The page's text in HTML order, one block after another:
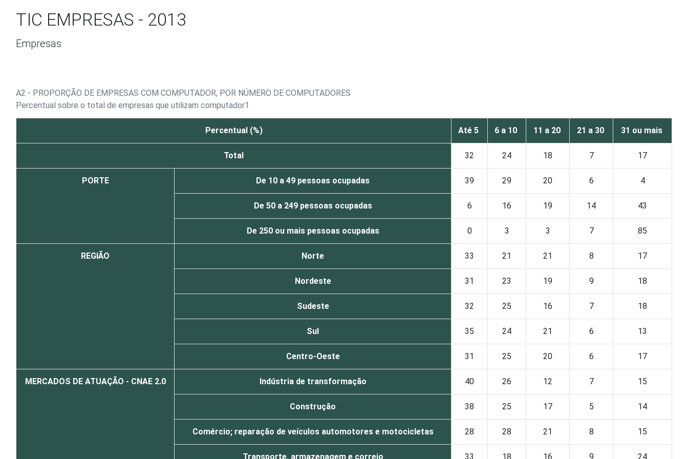
TIC EMPRESAS - 2013
Empresas
A2 - PROPORÇÃO DE EMPRESAS COM COMPUTADOR, POR NÚMERO DE COMPUTADORES
Percentual sobre o total de empresas que utilizam computador1
Percentual (%) Até 5 6 a 10 11 a 20 21 a 30 31 ou mais
Total 32 24 18 7 17
PORTE De 10 a 49 pessoas ocupadas 39 29 20 6 4
De 50 a 249 pessoas ocupadas 6 16 19 14 43
De 250 ou mais pessoas ocupadas 0 3 3 7 85
REGIÃO Norte 33 21 21 8 17
Nordeste 31 23 19 9 18
Sudeste 32 25 16 7 18
Sul 35 24 21 6 13
Centro-Oeste 31 25 20 6 17
MERCADOS DE ATUAÇÃO - CNAE 2.0 Indústria de transformação 40 26 12 7 15
Construção 38 25 17 5 14
Comércio; reparação de veículos automotores e motocicletas 28 28 21 8 15
Transporte, armazenagem e correio 33 18 16 9 24